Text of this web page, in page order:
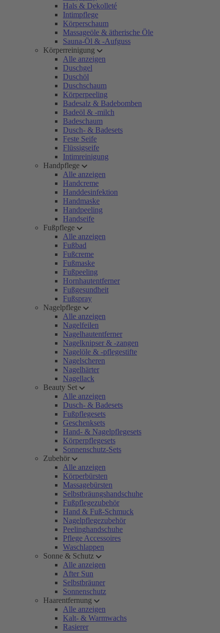
Hals & Dekolleté
Intimpflege
Körperschaum
Massageöle & ätherische Öle
Sauna-Öl & -Aufguss
Körperreinigung
Alle anzeigen
Duschgel
Duschöl
Duschschaum
Körperpeeling
Badesalz & Badebomben
Badeöl & -milch
Badeschaum
Dusch- & Badesets
Feste Seife
Flüssigseife
Intimreinigung
Handpflege
Alle anzeigen
Handcreme
Handdesinfektion
Handmaske
Handpeeling
Handseife
Fußpflege
Alle anzeigen
Fußbad
Fußcreme
Fußmaske
Fußpeeling
Hornhautentferner
Fußgesundheit
Fußspray
Nagelpflege
Alle anzeigen
Nagelfeilen
Nagelhautentferner
Nagelknipser & -zangen
Nagelöle & -pflegestifte
Nagelscheren
Nagelhärter
Nagellack
Beauty Set
Alle anzeigen
Dusch- & Badesets
Fußpflegesets
Geschenksets
Hand- & Nagelpflegesets
Körperpflegesets
Sonnenschutz-Sets
Zubehör
Alle anzeigen
Körperbürsten
Massagebürsten
Selbstbräungshandschuhe
Fußpflegezubehör
Hand & Fuß-Schmuck
Nagelpflegezubehör
Peelinghandschuhe
Pflege Accessoires
Waschlappen
Sonne & Schutz
Alle anzeigen
After Sun
Selbstbräuner
Sonnenschutz
Haarentfernung
Alle anzeigen
Kalt- & Warmwachs
Rasierer